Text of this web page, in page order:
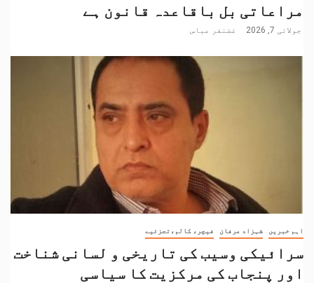
مراعاتی بل باقاعدہ قانون ہے
جولائی 7, 2026 غضنفر عباس
اہم خبریں شہزاد عرفان فیچر، کالم،تجزئیے
سرائیکی وسیب کی تاریخی و لسانی شناخت
اور پنجاب کی مرکزیت کا سیاسی